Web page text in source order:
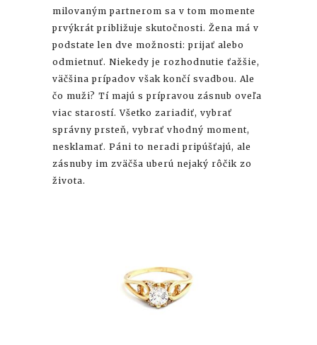
milovaným partnerom sa v tom momente
prvýkrát približuje skutočnosti. Žena má v
podstate len dve možnosti: prijať alebo
odmietnuť. Niekedy je rozhodnutie ťažšie,
väčšina prípadov však končí svadbou. Ale
čo muži? Tí majú s prípravou zásnub oveľa
viac starostí. Všetko zariadiť, vybrať
správny prsteň, vybrať vhodný moment,
nesklamať. Páni to neradi pripúšťajú, ale
zásnuby im zväčša uberú nejaký rôčik zo
života.